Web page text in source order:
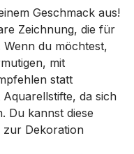
Geschmack aus!
Zeichnung, die für
Wenn du möchtest,
mit
statt
da sich
Du kannst diese
zur Dekoration